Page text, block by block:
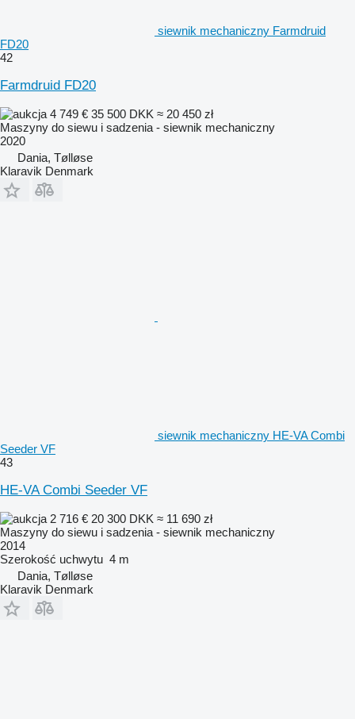
siewnik mechaniczny Farmdruid
FD20
42
Farmdruid FD20
4 749 € 35 500 DKK ≈ 20 450 zł
Maszyny do siewu i sadzenia - siewnik mechaniczny
2020
Dania, Tølløse
Klaravik Denmark
siewnik mechaniczny HE-VA Combi
Seeder VF
43
HE-VA Combi Seeder VF
2 716 € 20 300 DKK ≈ 11 690 zł
Maszyny do siewu i sadzenia - siewnik mechaniczny
2014
Szerokość uchwytu 4 m
Dania, Tølløse
Klaravik Denmark